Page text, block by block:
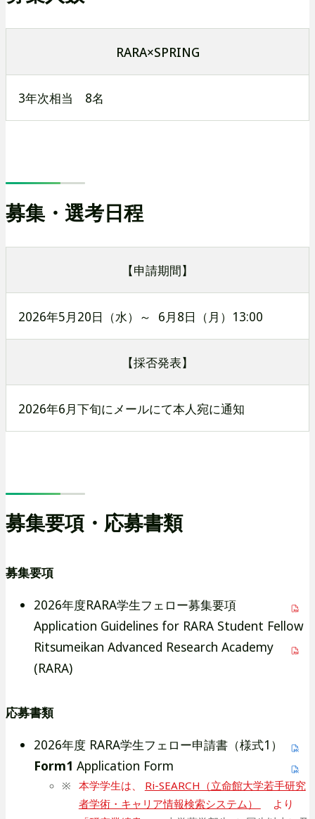
RARA×SPRING
3年次相当 8名
募集・選考日程
【申請期間】
2026年5月20日（水）～ 6月8日（月）13:00
【採否発表】
2026年6月下旬にメールにて本人宛に通知
募集要項・応募書類
募集要項
2026年度RARA学生フェロー募集要項
Application Guidelines for RARA Student Fellow
Ritsumeikan Advanced Research Academy
(RARA)
応募書類
2026年度 RARA学生フェロー申請書（様式1）
Form1 Application Form
本学学生は、 外
部
Ri-SEARCH（立命館大学若手研究
者学術・キャリア情報検索システム）
より